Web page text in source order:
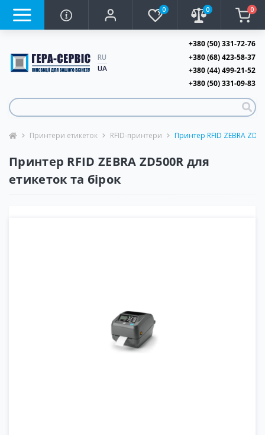
0 0 0
RU
UA
+380 (50) 331-72-76
+380 (68) 423-58-37
+380 (44) 499-21-52
+380 (50) 331-09-83
Принтери етикеток RFID-принтери Принтер RFID ZEBRA
Принтер RFID ZEBRA ZD500R для
етикеток та бірок